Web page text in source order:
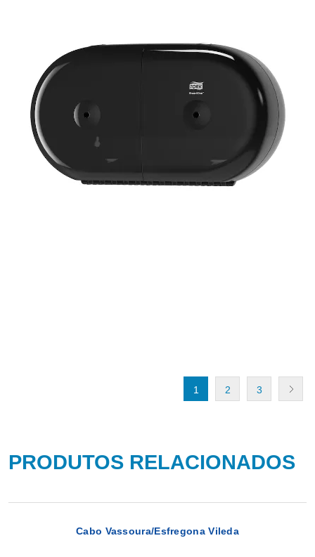
1 2 3
PRODUTOS RELACIONADOS
Cabo Vassoura/Esfregona Vileda